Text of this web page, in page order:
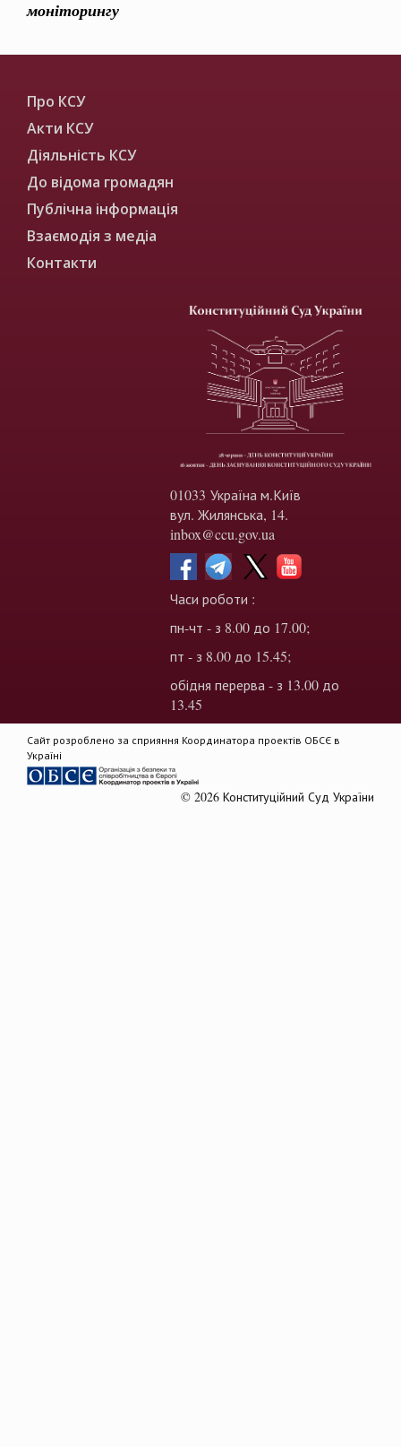
моніторингу
Про КСУ
Акти КСУ
Діяльність КСУ
До відома громадян
Публічна інформація
Взаємодія з медіа
Контакти
01033 Україна м.Київ
вул. Жилянська, 14.
inbox@ccu.gov.ua
Часи роботи :
пн-чт - з 8.00 до 17.00;
пт - з 8.00 до 15.45;
обідня перерва - з 13.00 до
13.45
Сайт розроблено за сприяння Координатора проектів ОБСЄ в
Україні
© 2026 Конституційний Суд України